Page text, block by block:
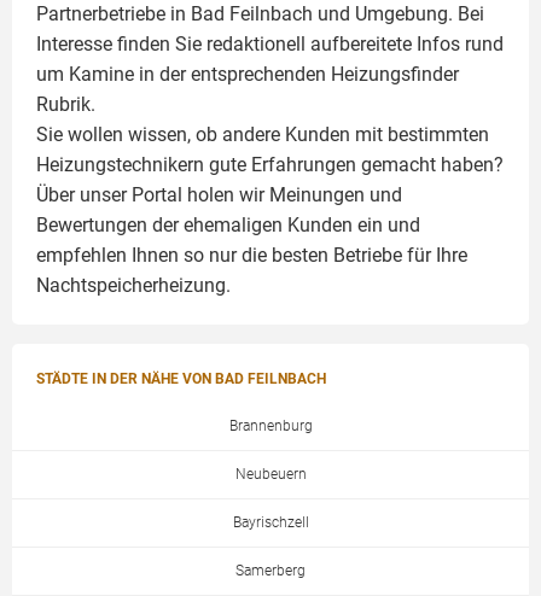
Partnerbetriebe in Bad Feilnbach und Umgebung. Bei
Interesse finden Sie redaktionell aufbereitete Infos rund
um Kamine in der entsprechenden Heizungsfinder
Rubrik.
Sie wollen wissen, ob andere Kunden mit bestimmten
Heizungstechnikern gute Erfahrungen gemacht haben?
Über unser Portal holen wir Meinungen und
Bewertungen der ehemaligen Kunden ein und
empfehlen Ihnen so nur die besten Betriebe für Ihre
Nachtspeicherheizung.
STÄDTE IN DER NÄHE VON BAD FEILNBACH
Brannenburg
Neubeuern
Bayrischzell
Samerberg